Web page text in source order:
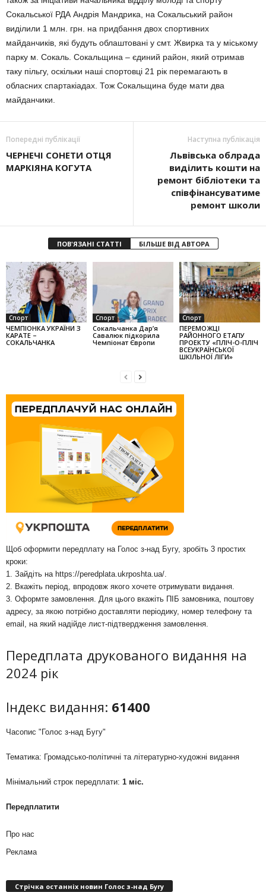
Сокальської РДА Андрія Мандрика, на Сокальський район
виділили 1 млн. грн. на придбання двох спортивних
майданчиків, які будуть облаштовані у смт. Жвирка та у міському
парку м. Сокаль. Сокальщина – єдиний район, який отримав
таку пільгу, оскільки нашi спортовці 21 рік перемагають в
обласних спартакіадах. Тож Сокальщина буде мати два
майданчики.
Попередні публікації
ЧЕРНЕЧІ СОНЕТИ ОТЦЯ
МАРКІЯНА КОГУТА
Наступна публікація
Львівська облрада
виділить кошти на
ремонт бібліотеки та
співфінансуватиме
ремонт школи
ПОВ'ЯЗАНІ СТАТТІ БІЛЬШЕ ВІД АВТОРА
Спорт
ЧЕМПІОНКА УКРАЇНИ З
КАРАТЕ –
СОКАЛЬЧАНКА
Спорт
Сокальчанка Дар’я
Савалюк підкорила
Чемпіонат Європи
Спорт
ПЕРЕМОЖЦІ
РАЙОННОГО ЕТАПУ
ПРОЕКТУ «ПЛІЧ-О-ПЛІЧ
ВСЕУКРАЇНСЬКОЇ
ШКІЛЬНОЇ ЛІГИ»
Щоб оформити передплату на Голос з-над Бугу, зробіть 3 простих
кроки:
1. Зайдіть на https://peredplata.ukrposhta.ua/
2. Вкажіть період, впродовж якого хочете отримувати видання.
3. Оформте замовлення. Для цього вкажіть ПІБ замовника, поштову
адресу, за якою потрібно доставляти періодику, номер телефону та
email, на який надійде лист-підтвердження замовлення.
Передплата друкованого видання на
2024 рік
Індекс видання: 61400
Часопис "Голос з-над Бугу"
Тематика: Громадсько-політичні та літературно-художні видання
Мінімальний строк передплати: 1 міс.
Передплатити
Про нас
Реклама
Стрічка останніх новин Голос з-над Бугу